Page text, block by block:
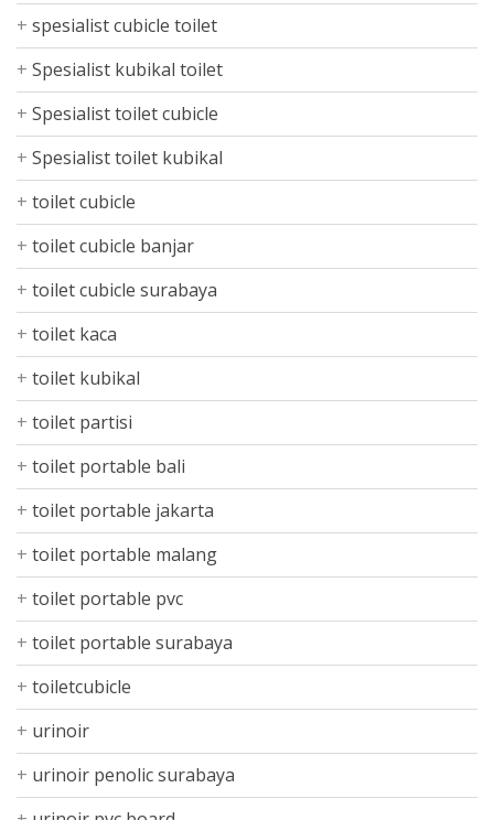
spesialist cubicle toilet
Spesialist kubikal toilet
Spesialist toilet cubicle
Spesialist toilet kubikal
toilet cubicle
toilet cubicle banjar
toilet cubicle surabaya
toilet kaca
toilet kubikal
toilet partisi
toilet portable bali
toilet portable jakarta
toilet portable malang
toilet portable pvc
toilet portable surabaya
toiletcubicle
urinoir
urinoir penolic surabaya